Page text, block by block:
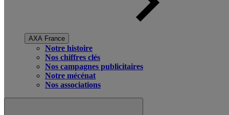
AXA France
Notre histoire
Nos chiffres clés
Nos campagnes publicitaires
Notre mécénat
Nos associations